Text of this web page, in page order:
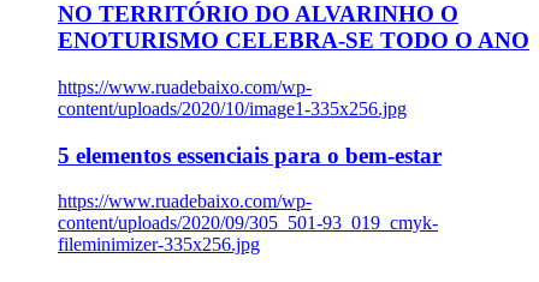
NO TERRITÓRIO DO ALVARINHO O
ENOTURISMO CELEBRA-SE TODO O ANO
https://www.ruadebaixo.com/wp-
content/uploads/2020/10/image1-335x256.jpg
5 elementos essenciais para o bem-estar
https://www.ruadebaixo.com/wp-
content/uploads/2020/09/305_501-93_019_cmyk-
fileminimizer-335x256.jpg